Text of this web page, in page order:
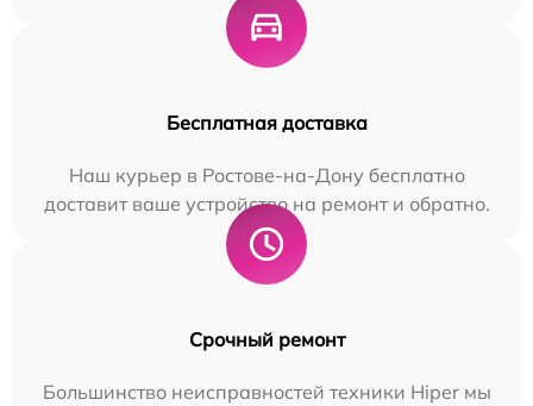
Бесплатная доставка
Наш курьер в Ростове-на-Дону бесплатно
доставит ваше устройство на ремонт и обратно.
Срочный ремонт
Большинство неисправностей техники Hiper мы